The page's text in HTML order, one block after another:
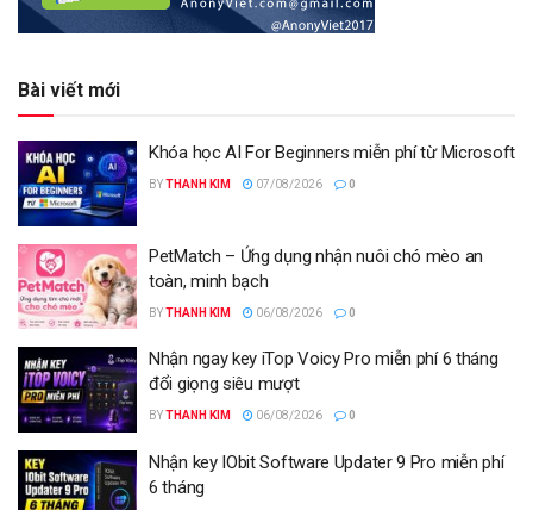
Bài viết mới
Khóa học AI For Beginners miễn phí từ Microsoft
BYTHANH KIM 07/08/2026 0
PetMatch – Ứng dụng nhận nuôi chó mèo an
toàn, minh bạch
BYTHANH KIM 06/08/2026 0
Nhận ngay key iTop Voicy Pro miễn phí 6 tháng
đổi giọng siêu mượt
BYTHANH KIM 06/08/2026 0
Nhận key IObit Software Updater 9 Pro miễn phí
6 tháng